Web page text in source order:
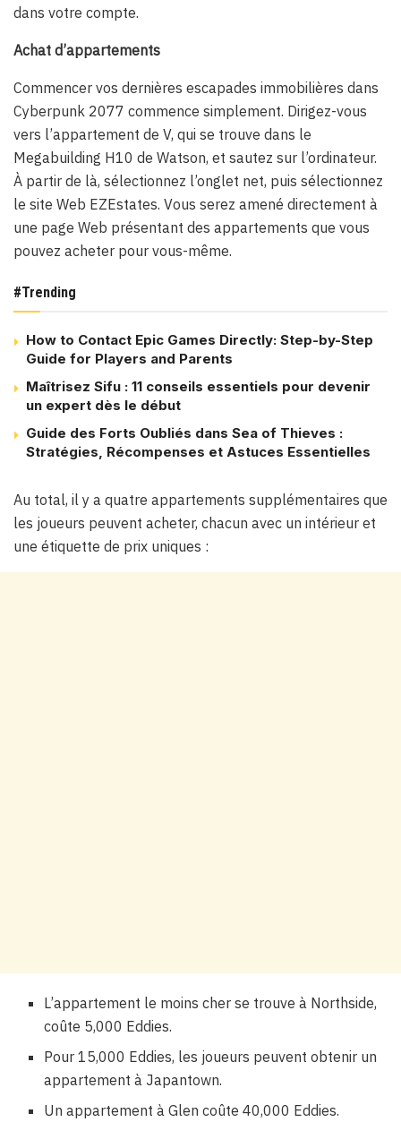
dans votre compte.
Achat d’appartements
Commencer vos dernières escapades immobilières dans
Cyberpunk 2077 commence simplement. Dirigez-vous
vers l’appartement de V, qui se trouve dans le
Megabuilding H10 de Watson, et sautez sur l’ordinateur.
À partir de là, sélectionnez l’onglet net, puis sélectionnez
le site Web EZEstates. Vous serez amené directement à
une page Web présentant des appartements que vous
pouvez acheter pour vous-même.
#Trending
How to Contact Epic Games Directly: Step-by-Step
Guide for Players and Parents
Maîtrisez Sifu : 11 conseils essentiels pour devenir
un expert dès le début
Guide des Forts Oubliés dans Sea of Thieves :
Stratégies, Récompenses et Astuces Essentielles
Au total, il y a quatre appartements supplémentaires que
les joueurs peuvent acheter, chacun avec un intérieur et
une étiquette de prix uniques :
L’appartement le moins cher se trouve à Northside,
coûte 5,000 Eddies.
Pour 15,000 Eddies, les joueurs peuvent obtenir un
appartement à Japantown.
Un appartement à Glen coûte 40,000 Eddies.